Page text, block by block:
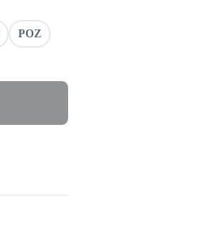
ΡΟΖ